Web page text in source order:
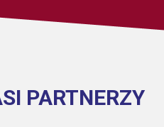
PARTNERZY